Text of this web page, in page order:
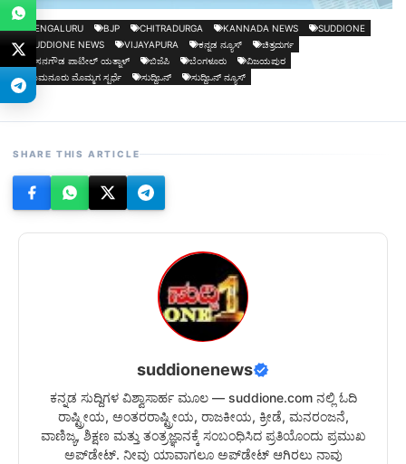
BENGALURU BJP CHITRADURGA KANNADA NEWS
SUDDIONE
SUDDIONE NEWS
VIJAYAPURA ಕನ್ನಡ ನ್ಯೂಸ್
ಚಿತ್ರದುರ್ಗ
ಬಸನಗೌಡ ಪಾಟೀಲ್ ಯತ್ನಾಳ್
ಬಿಜೆಪಿ ಬೆಂಗಳೂರು
ವಿಜಯಪುರ
ಶಾಮನೂರು ಮೊಮ್ಮಗ ಸ್ಪರ್ಧೆ
ಸುದ್ದಿಒನ್ ಸುದ್ದಿಒನ್ ನ್ಯೂಸ್
SHARE THIS ARTICLE
suddionenews
ಕನ್ನಡ ಸುದ್ದಿಗಳ ವಿಶ್ವಾಸಾರ್ಹ ಮೂಲ — suddione.com ನಲ್ಲಿ ಓದಿ
ರಾಷ್ಟ್ರೀಯ, ಅಂತರರಾಷ್ಟ್ರೀಯ, ರಾಜಕೀಯ, ಕ್ರೀಡೆ, ಮನರಂಜನೆ,
ವಾಣಿಜ್ಯ, ಶಿಕ್ಷಣ ಮತ್ತು ತಂತ್ರಜ್ಞಾನಕ್ಕೆ ಸಂಬಂಧಿಸಿದ ಪ್ರತಿಯೊಂದು ಪ್ರಮುಖ
ಅಪ್‌ಡೇಟ್. ನೀವು ಯಾವಾಗಲೂ ಅಪ್‌ಡೇಟ್ ಆಗಿರಲು ನಾವು